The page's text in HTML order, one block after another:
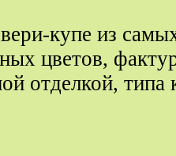
купе из
цветов,
отделкой, типа